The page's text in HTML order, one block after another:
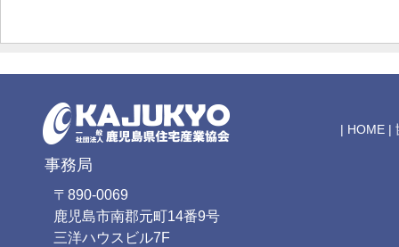
事務局
〒890-0069
鹿児島市南郡元町14番9号
三洋ハウスビル7F
| HOME |